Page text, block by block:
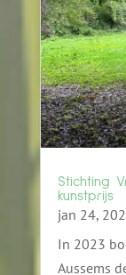
Stichting
kunstprijs
jan 24,
In 2023
Aussems